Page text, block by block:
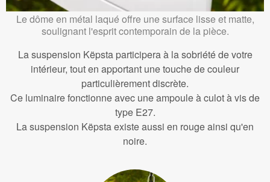
Le dôme en métal laqué offre une surface lisse et matte,
soulignant l'esprit contemporain de la pièce.
La suspension Këpsta participera à la sobriété de votre
intérieur, tout en apportant une touche de couleur
particulièrement discrète.
Ce luminaire fonctionne avec une ampoule à culot à vis de
type E27.
La suspension Këpsta existe aussi en rouge ainsi qu'en
noire.